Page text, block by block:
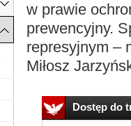
w prawie
prewencyjny.
represyjnym –
Miłosz
Dostęp do